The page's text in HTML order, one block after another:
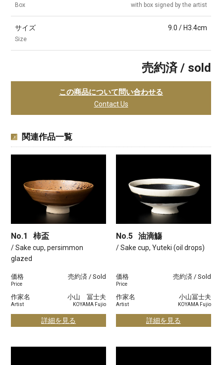
Box with box signed by the artist
サイズ
Size
9.0 / H3.4cm
売約済 / sold
この商品について問い合わせる
Contact Us
関連作品一覧
No.1 柿盃
/ Sake cup, persimmon
glazed
価格
Price
売約済 / Sold
作家名
Artist
小山 冨士夫
KOYAMA Fujio
詳細を見る
No.5 油滴觴
/ Sake cup, Yuteki (oil drops)
価格
Price
売約済 / Sold
作家名
Artist
小山冨士夫
KOYAMA Fujio
詳細を見る